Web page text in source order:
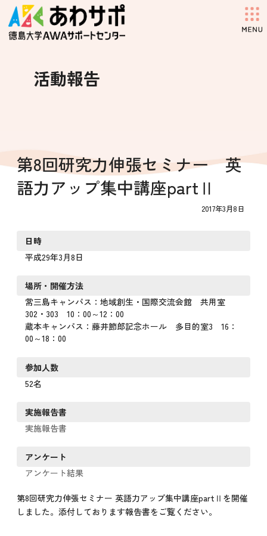
活動報告
第8回研究力伸張セミナー 英
語力アップ集中講座partⅡ
2017年3月8日
日時
平成29年3月8日
場所・開催方法
常三島キャンパス：地域創生・国際交流会館 共用室
302・303 10：00～12：00
蔵本キャンパス：藤井節郎記念ホール 多目的室3 16：
00～18：00
参加人数
52名
実施報告書
実施報告書
アンケート
アンケート結果
第8回研究力伸張セミナー 英語力アップ集中講座partⅡを開催
しました。添付しております報告書をご覧ください。